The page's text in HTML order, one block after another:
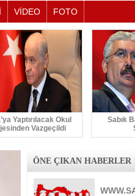
VİDEO FOTO
Yaptırılacak Okul
Vazgeçildi
Sabık
ÖNE ÇIKAN HABERLER